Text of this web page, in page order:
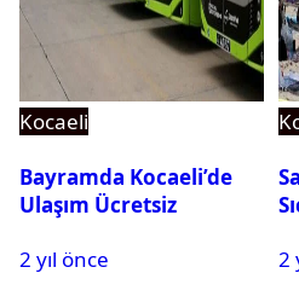
Kocaeli
Bayramda Kocaeli’de
Ulaşım Ücretsiz
2 yıl önce
2